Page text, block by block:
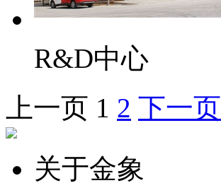
R&D中心
上一页 1 2 下一页
关于金象